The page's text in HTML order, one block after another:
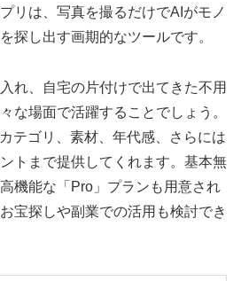
リは、写真を撮るだけでAIがモノ
探し出す画期的なツールです。
れ、自宅の片付けで出てきた不用
な場面で活躍することでしょう。
テゴリ、素材、年代感、さらには
トまで提供してくれます。基本無
機能な「Pro」プランも用意され
宝探しや副業での活用も検討でき